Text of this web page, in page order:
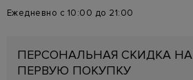
Ежедневно с 10:00 до 21:00
ПЕРСОНАЛЬНАЯ СКИДКА НА
ПЕРВУЮ ПОКУПКУ